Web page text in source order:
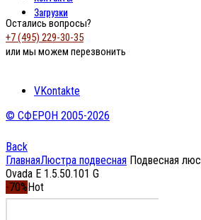
Загрузки
Остались вопросы?
+7 (495) 229-30-35
или мы можем перезвонить
VKontakte
© СФЕРОН 2005-2026
Back
ГлавнаяЛюстра подвесная Подвесная
Ovada E 1.5.50.101 G
-70% Hot